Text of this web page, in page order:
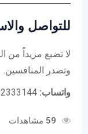
للتواصل
لا تضيع مزيداً من
وتصدر المنافسين.
واتساب:
59 مشاهدات